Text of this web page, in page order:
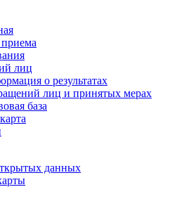
лиц
о результатах
лиц и принятых мерах
база
данных